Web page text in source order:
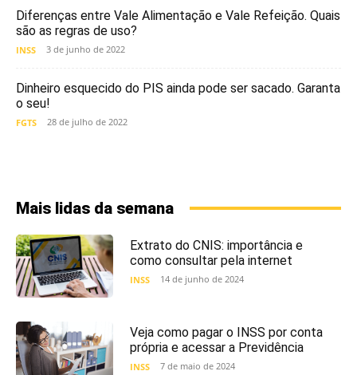
Diferenças entre Vale Alimentação e Vale Refeição. Quais
são as regras de uso?
INSS 3 de junho de 2022
Dinheiro esquecido do PIS ainda pode ser sacado. Garanta
o seu!
FGTS 28 de julho de 2022
Mais lidas da semana
Extrato do CNIS: importância e
como consultar pela internet
INSS 14 de junho de 2024
Veja como pagar o INSS por conta
própria e acessar a Previdência
INSS 7 de maio de 2024